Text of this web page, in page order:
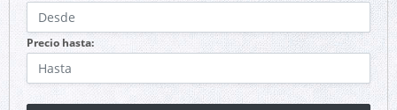
Precio hasta: